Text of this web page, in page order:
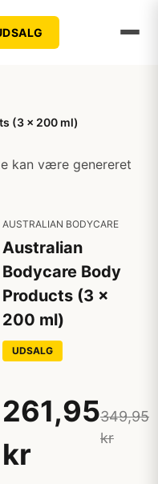
(3 x 200 ml)
kan være genereret
AUSTRALIAN BODYCARE
Australian
Bodycare Body
Products (3 x
200 ml)
UDSALG
261,95
kr
349,95
kr